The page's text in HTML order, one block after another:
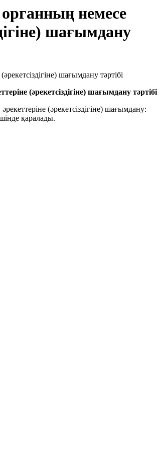
немесе
шағымдану
(әрекетсіздігіне) шағымдану тәртібі
(әрекетсіздігіне) шағымдану:
қаралады.